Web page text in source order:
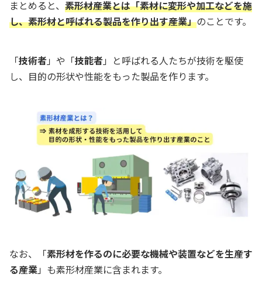
まとめると、 素形材産業とは「素材に変形や加工などを施
し、素形材と呼ばれる製品を作り出す産業」のことです。
「技術者」や「技能者」と呼ばれる人たちが技術を駆使
し、目的の形状や性能をもった製品を作ります。
なお、「素形材を作るのに必要な機械や装置などを生産す
る産業」も素形材産業に含まれます。